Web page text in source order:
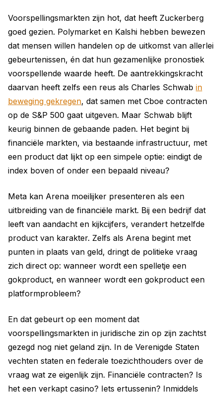
Voorspellingsmarkten zijn hot, dat heeft Zuckerberg
goed gezien. Polymarket en Kalshi hebben bewezen
dat mensen willen handelen op de uitkomst van allerlei
gebeurtenissen, én dat hun gezamenlijke pronostiek
voorspellende waarde heeft. De aantrekkingskracht
daarvan heeft zelfs een reus als Charles Schwab in
beweging gekregen, dat samen met Cboe contracten
op de S&P 500 gaat uitgeven. Maar Schwab blijft
keurig binnen de gebaande paden. Het begint bij
financiële markten, via bestaande infrastructuur, met
een product dat lijkt op een simpele optie: eindigt de
index boven of onder een bepaald niveau?
Meta kan Arena moeilijker presenteren als een
uitbreiding van de financiële markt. Bij een bedrijf dat
leeft van aandacht en kijkcijfers, verandert hetzelfde
product van karakter. Zelfs als Arena begint met
punten in plaats van geld, dringt de politieke vraag
zich direct op: wanneer wordt een spelletje een
gokproduct, en wanneer wordt een gokproduct een
platformprobleem?
En dat gebeurt op een moment dat
voorspellingsmarkten in juridische zin op zijn zachtst
gezegd nog niet geland zijn. In de Verenigde Staten
vechten staten en federale toezichthouders over de
vraag wat ze eigenlijk zijn. Financiële contracten? Is
het een verkapt casino? Iets ertussenin? Inmiddels